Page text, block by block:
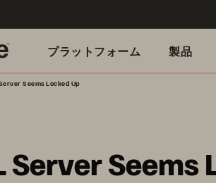
プラットフォーム 製品
Seems Locked Up
Server Seems